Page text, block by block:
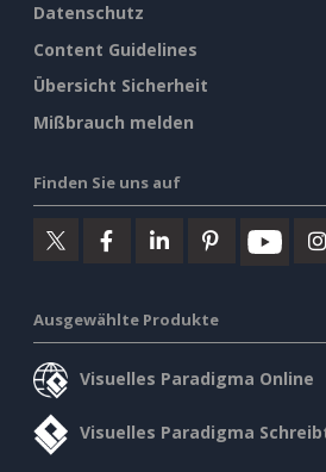
Datenschutz
Content Guidelines
Übersicht Sicherheit
Mißbrauch melden
Finden Sie uns auf
Ausgewählte Produkte
Visuelles Paradigma Online
Visuelles Paradigma